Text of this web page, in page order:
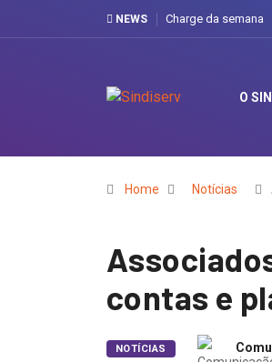
NEWS Charge da semana
O
Home Notícias
contas e
NOTÍCIAS